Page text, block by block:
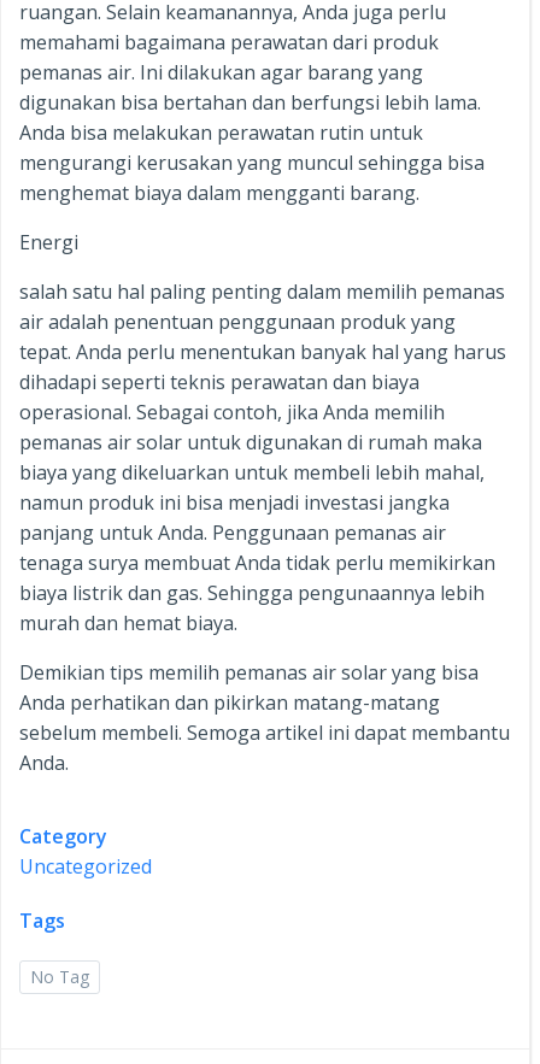
ruangan. Selain keamanannya, Anda juga perlu
memahami bagaimana perawatan dari produk
pemanas air. Ini dilakukan agar barang yang
digunakan bisa bertahan dan berfungsi lebih lama.
Anda bisa melakukan perawatan rutin untuk
mengurangi kerusakan yang muncul sehingga bisa
menghemat biaya dalam mengganti barang.
Energi
salah satu hal paling penting dalam memilih pemanas
air adalah penentuan penggunaan produk yang
tepat. Anda perlu menentukan banyak hal yang harus
dihadapi seperti teknis perawatan dan biaya
operasional. Sebagai contoh, jika Anda memilih
pemanas air solar untuk digunakan di rumah maka
biaya yang dikeluarkan untuk membeli lebih mahal,
namun produk ini bisa menjadi investasi jangka
panjang untuk Anda. Penggunaan pemanas air
tenaga surya membuat Anda tidak perlu memikirkan
biaya listrik dan gas. Sehingga pengunaannya lebih
murah dan hemat biaya.
Demikian tips memilih pemanas air solar yang bisa
Anda perhatikan dan pikirkan matang-matang
sebelum membeli. Semoga artikel ini dapat membantu
Anda.
Category
Uncategorized
Tags
No Tag